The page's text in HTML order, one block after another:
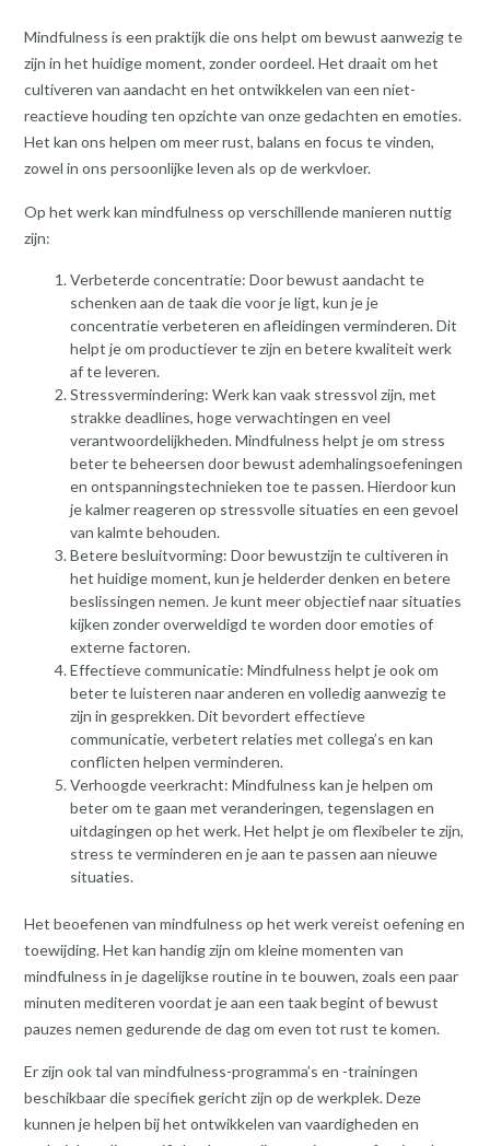
Mindfulness is een praktijk die ons helpt om bewust aanwezig te
zijn in het huidige moment, zonder oordeel. Het draait om het
cultiveren van aandacht en het ontwikkelen van een niet-
reactieve houding ten opzichte van onze gedachten en emoties.
Het kan ons helpen om meer rust, balans en focus te vinden,
zowel in ons persoonlijke leven als op de werkvloer.
Op het werk kan mindfulness op verschillende manieren nuttig
zijn:
Verbeterde concentratie: Door bewust aandacht te
schenken aan de taak die voor je ligt, kun je je
concentratie verbeteren en afleidingen verminderen. Dit
helpt je om productiever te zijn en betere kwaliteit werk
af te leveren.
Stressvermindering: Werk kan vaak stressvol zijn, met
strakke deadlines, hoge verwachtingen en veel
verantwoordelijkheden. Mindfulness helpt je om stress
beter te beheersen door bewust ademhalingsoefeningen
en ontspanningstechnieken toe te passen. Hierdoor kun
je kalmer reageren op stressvolle situaties en een gevoel
van kalmte behouden.
Betere besluitvorming: Door bewustzijn te cultiveren in
het huidige moment, kun je helderder denken en betere
beslissingen nemen. Je kunt meer objectief naar situaties
kijken zonder overweldigd te worden door emoties of
externe factoren.
Effectieve communicatie: Mindfulness helpt je ook om
beter te luisteren naar anderen en volledig aanwezig te
zijn in gesprekken. Dit bevordert effectieve
communicatie, verbetert relaties met collega’s en kan
conflicten helpen verminderen.
Verhoogde veerkracht: Mindfulness kan je helpen om
beter om te gaan met veranderingen, tegenslagen en
uitdagingen op het werk. Het helpt je om flexibeler te zijn,
stress te verminderen en je aan te passen aan nieuwe
situaties.
Het beoefenen van mindfulness op het werk vereist oefening en
toewijding. Het kan handig zijn om kleine momenten van
mindfulness in je dagelijkse routine in te bouwen, zoals een paar
minuten mediteren voordat je aan een taak begint of bewust
pauzes nemen gedurende de dag om even tot rust te komen.
Er zijn ook tal van mindfulness-programma’s en -trainingen
beschikbaar die specifiek gericht zijn op de werkplek. Deze
kunnen je helpen bij het ontwikkelen van vaardigheden en